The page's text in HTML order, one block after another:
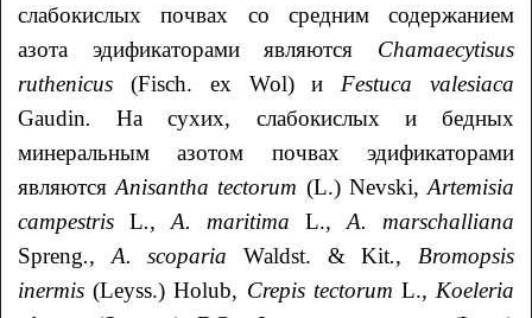
слабокислых почвах со средним содержанием
азота эдификаторами являются Chamaecytisus
ruthenicus (Fisch. ex Wol) и Festuca
valesiaca
Gaudin.На сухих, слабокислых и бедных
минеральным азотом почвах эдификаторами
являютсяAnisantha tectorum (L.) Nevski, Artemisia
campestrisL., A. maritima L., A. marschalliana
Spreng., A. scoparia Waldst. & Kit., Bromopsis
inermis(Leyss.) Holub, Crepis tectorum L., Koeleria